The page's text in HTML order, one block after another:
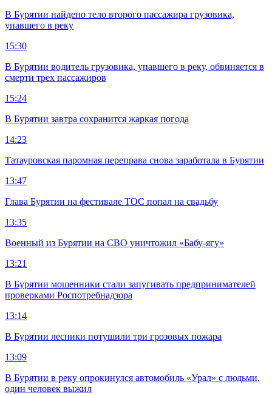
В Бурятии найдено тело второго пассажира грузовика,
упавшего в реку
15:30
В Бурятии водитель грузовика, упавшего в реку, обвиняется в
смерти трех пассажиров
15:24
В Бурятии завтра сохранится жаркая погода
14:23
Татауровская паромная переправа снова заработала в Бурятии
13:47
Глава Бурятии на фестивале ТОС попал на свадьбу
13:35
Военный из Бурятии на СВО уничтожил «Бабу-ягу»
13:21
В Бурятии мошенники стали запугивать предпринимателей
проверками Роспотребнадзора
13:14
В Бурятии лесники потушили три грозовых пожара
13:09
В Бурятии в реку опрокинулся автомобиль «Урал» с людьми,
один человек выжил